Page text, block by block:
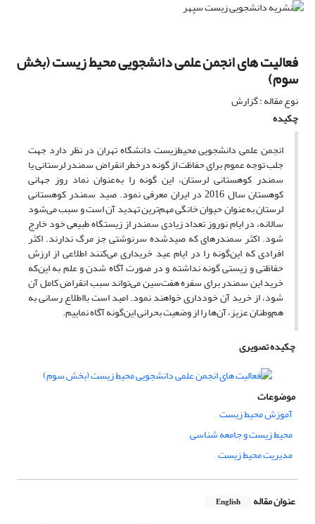
فعالیت های انجمن علمی دانشجویی محیط زیست (بخش
سوم)
نوع مقاله : گزارش
چکیده
انجمن علمی دانشجویی محیط‌زیست دانشگاه تهران در نظر دارد جهت
جلب توجه عموم برای حفاظت از گونه درخطر انقراض سمندر لرستانی یا
سمندر کوهستانی لرستان، این گونه را به‌عنوان نماد روز جهانی
کوهستان سال 2016 در ایران معرفی نمود. صید سمندر کوهستانی
لرستان به‌عنوان حیوان خانگی مهم‌ترین تهدید آن است و سبب می‌شود
سالانه، در ایام نوروز تعداد زیادی سمندر از زیستگاه طبیعی خود خارج
شود. اکثر سمندرهای که صیدشده سرنوشتی جز مرگ ندارند. اکثر
افرادی که این‌گونه را در ایام عید خریداری می‌کنند اطلاعی از ارزش
حفاظتی و زیستی گونه نداشته و در صورت آگاه شدن و علم به این‌که
خرید این سمندر برای سفره هفت‌سین می‌تواند سبب انقراض کامل آن
شود، از خرید آن خودداری خواهند نمود. امید است بااطلاع رسانی به
هم‌وطنان عزیز، آن‌ها را از وضعیت بحرانی این‌گونه آگاه نماییم.
چکیده تصویری
موضوعات
آموزش محیط زیست
محیط زیست و جامعه شناسی
مدیریت محیط زیست
عنوان مقاله English